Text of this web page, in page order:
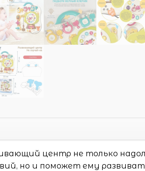
центр не только
но и поможет ему